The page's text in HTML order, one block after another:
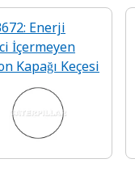
Enerji
İçermeyen
Kapağı Keçesi